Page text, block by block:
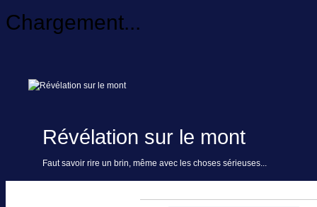
Chargement...
Révélation sur le mont
Faut savoir rire un brin, même avec les choses sérieuses...